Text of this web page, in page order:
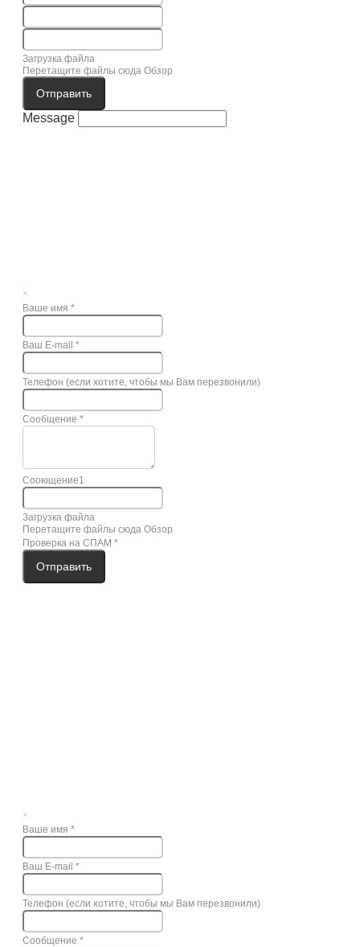
Загрузка файла
Перетащите файлы сюда Обзор
Отправить
Message
×
Ваше имя *
Ваш E-mail *
Телефон (если хотите, чтобы мы Вам перезвонили)
Сообщение *
Сооющение1
Загрузка файла
Перетащите файлы сюда Обзор
Проверка на СПАМ *
Отправить
×
Ваше имя *
Ваш E-mail *
Телефон (если хотите, чтобы мы Вам перезвонили)
Сообщение *